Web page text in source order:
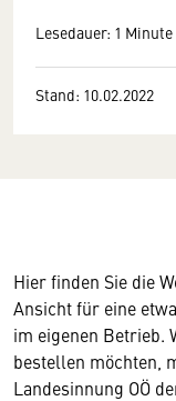
Lesedauer: 1 Minute
Stand: 10.02.2022
Hier finden Sie die
Ansicht für eine
im eigenen Betrieb.
bestellen möchten,
Landesinnung OÖ